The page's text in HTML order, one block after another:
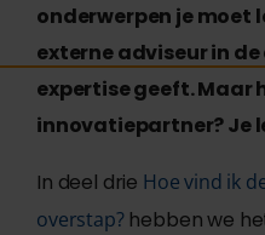
onderwerpen je moet
externe adviseur in
expertise geeft. Maar
innovatiepartner? Je
In deel drie Hoe vind ik
overstap?hebben we